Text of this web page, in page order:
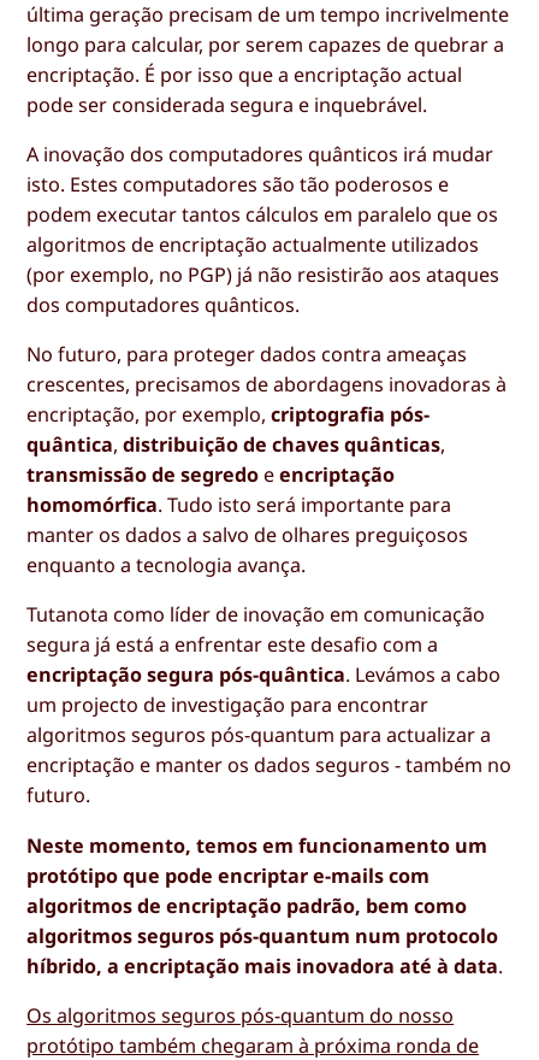
última geração precisam de um tempo incrivelmente
longo para calcular, por serem capazes de quebrar a
encriptação. É por isso que a encriptação actual
pode ser considerada segura e inquebrável.
A inovação dos computadores quânticos irá mudar
isto. Estes computadores são tão poderosos e
podem executar tantos cálculos em paralelo que os
algoritmos de encriptação actualmente utilizados
(por exemplo, no PGP) já não resistirão aos ataques
dos computadores quânticos.
No futuro, para proteger dados contra ameaças
crescentes, precisamos de abordagens inovadoras à
encriptação, por exemplo,criptografia pós-
quântica,distribuição de chaves quânticas,
transmissão de segredo eencriptação
homomórfica. Tudo isto será importante para
manter os dados a salvo de olhares preguiçosos
enquanto a tecnologia avança.
Tutanota como líder de inovação em comunicação
segura já está a enfrentar este desafio com a
encriptação segura pós-quântica. Levámos a cabo
um projecto de investigação para encontrar
algoritmos seguros pós-quantum para actualizar a
encriptação e manter os dados seguros - também no
futuro.
Neste momento, temos em funcionamento um
protótipo que pode encriptar e-mails com
algoritmos de encriptação padrão, bem como
algoritmos seguros pós-quantum num protocolo
híbrido, a encriptação mais inovadora até à data.
Os algoritmos seguros pós-quantum do nosso
protótipo também chegaram à próxima ronda de